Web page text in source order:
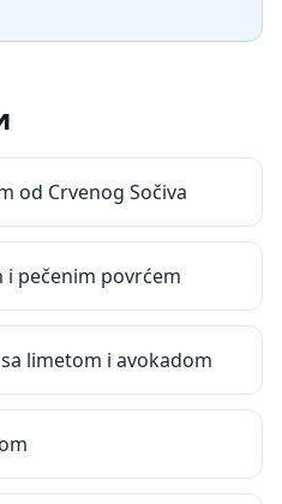
od Crvenog Sočiva
i pečenim povrćem
limetom i avokadom